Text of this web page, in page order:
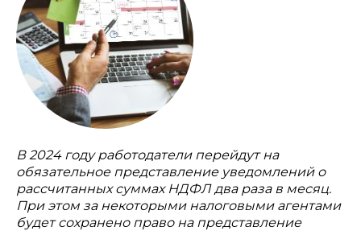
В 2024 году работодатели перейдут на
обязательное представление уведомлений о
рассчитанных суммах НДФЛ два раза в месяц.
При этом за некоторыми налоговыми агентами
будет сохранено право на представление